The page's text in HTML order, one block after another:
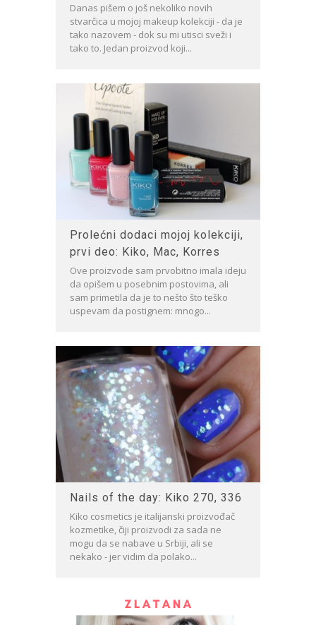
Danas pišem o još nekoliko novih
stvarčica u mojoj makeup kolekciji - da je
tako nazovem - dok su mi utisci sveži i
tako to. Jedan proizvod koji...
Prolećni dodaci mojoj kolekciji,
prvi deo: Kiko, Mac, Korres
Ove proizvode sam prvobitno imala ideju
da opišem u posebnim postovima, ali
sam primetila da je to nešto što teško
uspevam da postignem: mnogo...
Nails of the day: Kiko 270, 336
Kiko cosmetics je italijanski proizvođač
kozmetike, čiji proizvodi za sada ne
mogu da se nabave u Srbiji, ali se
nekako - jer vidim da polako...